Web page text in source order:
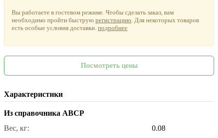
Вы работаете в гостевом режиме. Чтобы сделать заказ, вам
необходимо пройти быструю регистрацию. Для некоторых товаров
есть особые условия доставки. подробнее
Посмотреть цены
Характеристики
Из справочника ABCP
Вес, кг:
0.08